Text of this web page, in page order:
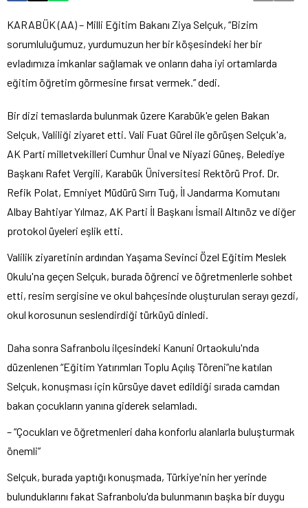
KARABÜK (AA) – Milli Eğitim Bakanı Ziya Selçuk, “Bizim
sorumluluğumuz, yurdumuzun her bir köşesindeki her bir
evladımıza imkanlar sağlamak ve onların daha iyi ortamlarda
eğitim öğretim görmesine fırsat vermek.” dedi.
Bir dizi temaslarda bulunmak üzere Karabük'e gelen Bakan
Selçuk, Valiliği ziyaret etti. Vali Fuat Gürel ile görüşen Selçuk'a,
AK Parti milletvekilleri Cumhur Ünal ve Niyazi Güneş, Belediye
Başkanı Rafet Vergili, Karabük Üniversitesi Rektörü Prof. Dr.
Refik Polat, Emniyet Müdürü Sırrı Tuğ, İl Jandarma Komutanı
Albay Bahtiyar Yılmaz, AK Parti İl Başkanı İsmail Altınöz ve diğer
protokol üyeleri eşlik etti.
Valilik ziyaretinin ardından Yaşama Sevinci Özel Eğitim Meslek
Okulu'na geçen Selçuk, burada öğrenci ve öğretmenlerle sohbet
etti, resim sergisine ve okul bahçesinde oluşturulan serayı gezdi,
okul korosunun seslendirdiği türküyü dinledi.
Daha sonra Safranbolu ilçesindeki Kanuni Ortaokulu'nda
düzenlenen “Eğitim Yatırımları Toplu Açılış Töreni”ne katılan
Selçuk, konuşması için kürsüye davet edildiği sırada camdan
bakan çocukların yanına giderek selamladı.
– “Çocukları ve öğretmenleri daha konforlu alanlarla buluşturmak
önemli”
Selçuk, burada yaptığı konuşmada, Türkiye'nin her yerinde
bulunduklarını fakat Safranbolu'da bulunmanın başka bir duygu